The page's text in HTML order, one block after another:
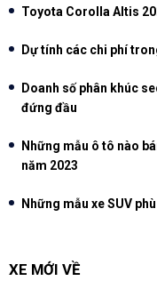
Toyota Corolla Altis
Dự tính các chi phí
Doanh số phân khúc
đứng đầu
Những mẫu ô tô nào
năm 2023
Những mẫu xe SUV
XE MỚI VỀ